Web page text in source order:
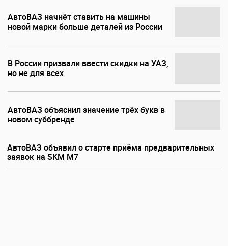
АвтоВАЗ начнёт ставить на машины
новой марки больше деталей из России
В России призвали ввести скидки на УАЗ,
но не для всех
АвтоВАЗ объяснил значение трёх букв в
новом суббренде
АвтоВАЗ объявил о старте приёма предварительных
заявок на SKM M7